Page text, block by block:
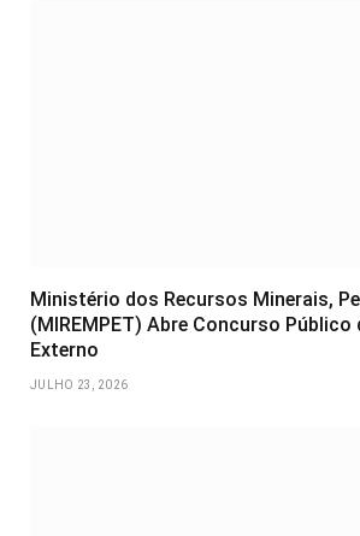
Ministério dos Recursos Minerais,
(MIREMPET) Abre Concurso Público
Externo
JULHO 23, 2026